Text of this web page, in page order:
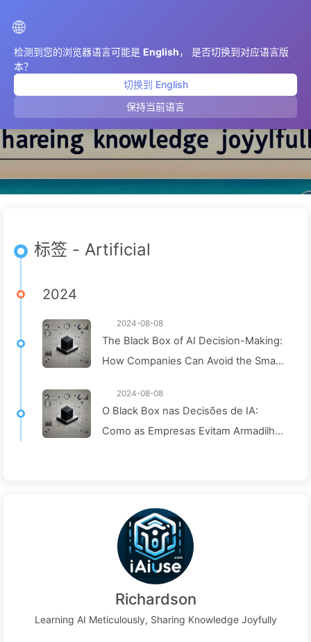
🌐
检测到您的浏览器语言可能是 English， 是否切换到对应语言版
本？
切换到 English
保持当前语言
Artificial
标签 - Artificial
2024
2024-08-08
The Black Box of AI Decision-Making:
How Companies Can Avoid the Smart
2024-08-08
O Black Box nas Decisões de IA:
Como as Empresas Evitam Armadilhas
Richardson
Learning AI Meticulously, Sharing Knowledge Joyfully